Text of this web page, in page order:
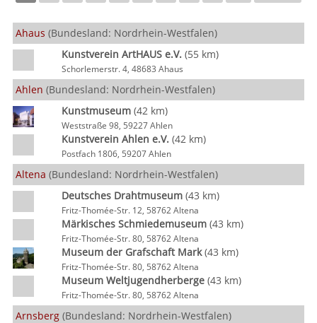
Ahaus (Bundesland: Nordrhein-Westfalen)
Kunstverein ArtHAUS e.V.(55 km)
Schorlemerstr. 4, 48683 Ahaus
Ahlen (Bundesland: Nordrhein-Westfalen)
Kunstmuseum(42 km)
Weststraße 98, 59227 Ahlen
Kunstverein Ahlen e.V.(42 km)
Postfach 1806, 59207 Ahlen
Altena (Bundesland: Nordrhein-Westfalen)
Deutsches Drahtmuseum(43 km)
Fritz-Thomée-Str. 12, 58762 Altena
Märkisches Schmiedemuseum(43 km)
Fritz-Thomée-Str. 80, 58762 Altena
Museum der Grafschaft Mark(43 km)
Fritz-Thomée-Str. 80, 58762 Altena
Museum Weltjugendherberge(43 km)
Fritz-Thomée-Str. 80, 58762 Altena
Arnsberg (Bundesland: Nordrhein-Westfalen)